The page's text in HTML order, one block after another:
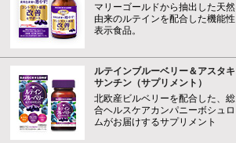
マリーゴールドから抽出した天然
由来のルテインを配合した機能性
表示食品。
ルテインブルーベリー＆アスタキ
サンチン（サプリメント）
北欧産ビルベリーを配合した、総
合ヘルスケアカンパニーボシュロ
ムがお届けするサプリメント